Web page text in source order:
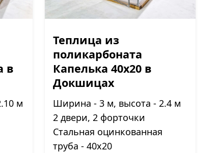
в
м
Теплица из
поликарбоната
Капелька 40х20 в
Докшицах
Ширина - 3 м, высота - 2.4 м
2 двери, 2 форточки
Стальная оцинкованная
труба - 40х20